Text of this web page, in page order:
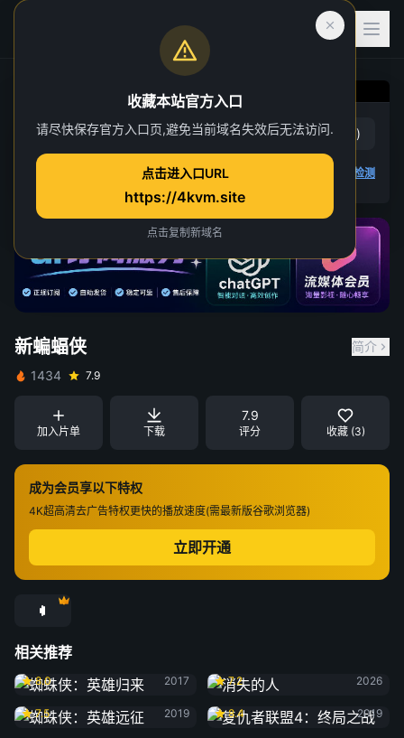
请先登录并开通VIP会员
重试 关闭
新蝙蝠侠 赞(0) 踩 )
4K 视频无法播放 播放检测
新蝙蝠侠
简介
1434
7.9
加入片单 下载
7.9
评分 收藏 (3)
成为会员享以下特权
4K超高清去广告特权更快的播放速度(需最新版谷歌浏览器)
立即开通
相关推荐
蜘蛛侠：英雄归来
8.0
2017
7.2
2026
蜘蛛侠：英雄远征
7.5
2019
复仇者联盟4：终局之战
8.4
2019
超凡蜘蛛侠2
后室
收藏本站官方入口
请尽快保存官方入口页,避免当前域名失效后无法访问.
点击进入口URL
https://4kvm.site
点击复制新域名